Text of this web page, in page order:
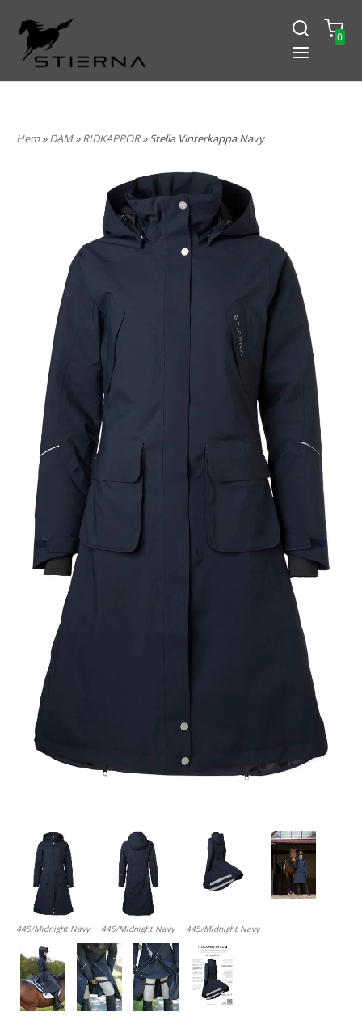
0
Hem»DAM»RIDKAPPOR» Stella Vinterkappa Navy
445/Midnight Navy 445/Midnight Navy 445/Midnight Navy